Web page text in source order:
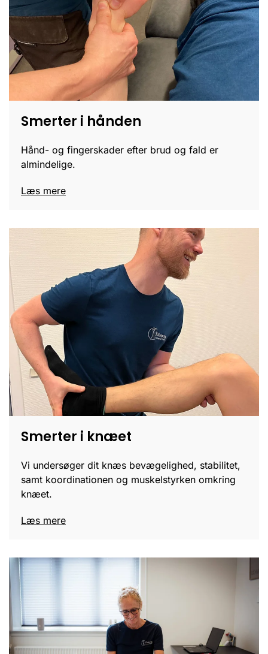
Smerter i hånden
Hånd- og fingerskader efter brud og fald er
almindelige.
Læs mere
Smerter i knæet
Vi undersøger dit knæs bevægelighed, stabilitet,
samt koordinationen og muskelstyrken omkring
knæet.
Læs mere